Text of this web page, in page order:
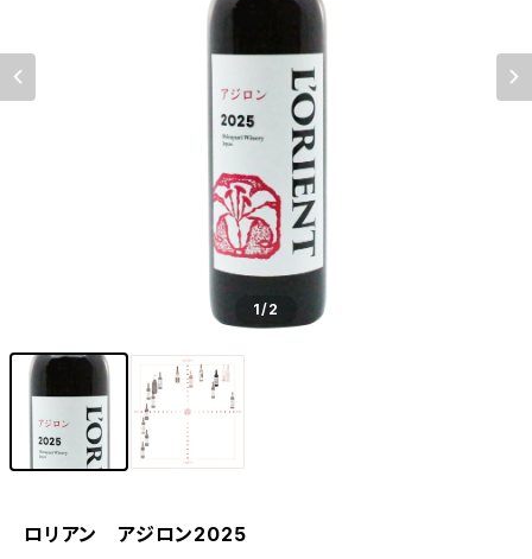
1/2
ロリアン アジロン2025